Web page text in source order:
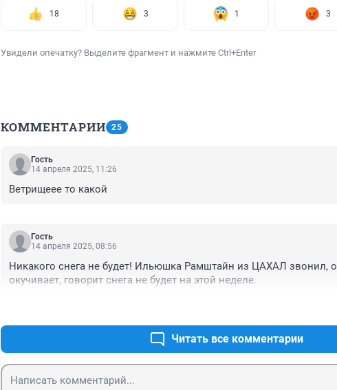
18 3 1 3
Увидели опечатку? Выделите фрагмент и нажмите Ctrl+Enter
КОММЕНТАРИИ 25
Гость
14 апреля 2025, 11:26
Ветрищеее то какой
Гость
14 апреля 2025, 08:56
Никакого снега не будет! Ильюшка Рамштайн из ЦАХАЛ звонил,
окучивает, говорит снега не будет на этой неделе.
Читать все комментарии